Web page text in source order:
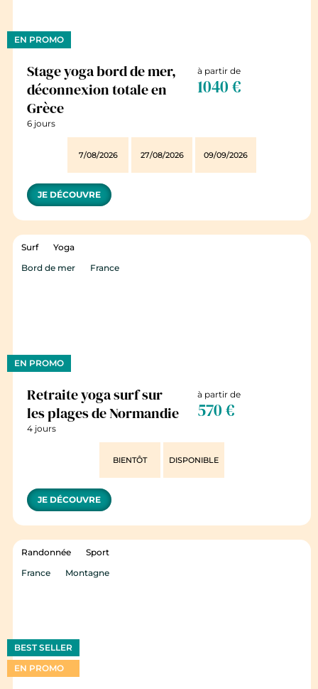
EN PROMO
Stage yoga bord de mer,
déconnexion totale en
Grèce
6 jours
à partir de
1040 €
7/08/2026 27/08/2026 09/09/2026
JE DÉCOUVRE
Surf
Yoga
Bord de mer
France
EN PROMO
Retraite yoga surf sur
les plages de Normandie
4 jours
à partir de
570 €
BIENTÔT DISPONIBLE
JE DÉCOUVRE
Randonnée
Sport
France
Montagne
BEST SELLER
EN PROMO